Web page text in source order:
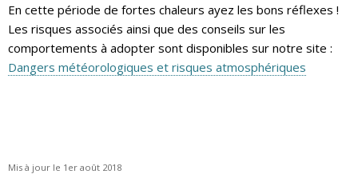
En cette période de fortes chaleurs ayez les bons réflexes !
Les risques associés ainsi que des conseils sur les
comportements à adopter sont disponibles sur notre site :
Dangers météorologiques et risques atmosphériques
Mis à jour le 1er août 2018